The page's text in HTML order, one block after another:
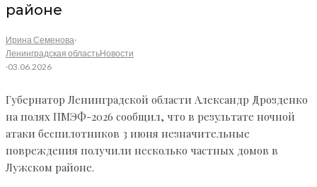
районе
Ирина Семенова·
Ленинградская областьНовости
·03.06.2026
Губернатор Ленинградской области Александр Дрозденко
на полях ПМЭФ-2026 сообщил, что в результате ночной
атаки беспилотников 3 июня незначительные
повреждения получили несколько частных домов в
Лужском районе.